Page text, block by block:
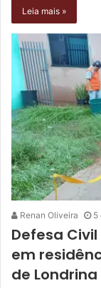
Leia mais »
Renan Oliveira 5
Defesa
em
de Londrina